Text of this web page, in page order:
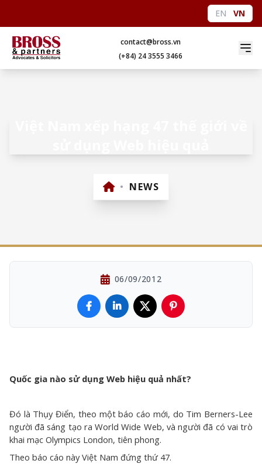
EN VN
contact@bross.vn
(+84) 24 3555 3466
• NEWS
06/09/2012
Quốc gia nào sử dụng Web hiệu quả nhất?
Đó là Thụy Điển, theo một báo cáo mới, do Tim Berners-Lee
người đã sáng tạo ra World Wide Web, và người đã có vai trò
khai mạc Olympics London, tiên phong.
Theo báo cáo này Việt Nam đứng thứ 47.